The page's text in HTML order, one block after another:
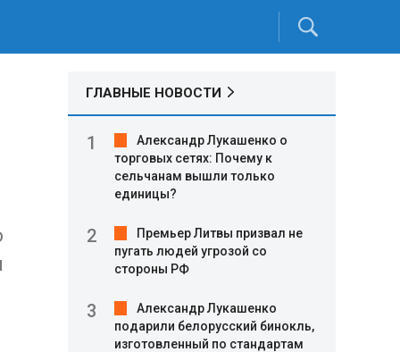
ГЛАВНЫЕ НОВОСТИ
Александр Лукашенко о
торговых сетях: Почему к
сельчанам вышли только
единицы?
Премьер Литвы призвал не
пугать людей угрозой со
стороны РФ
Александр Лукашенко
подарили белорусский бинокль,
изготовленный по стандартам